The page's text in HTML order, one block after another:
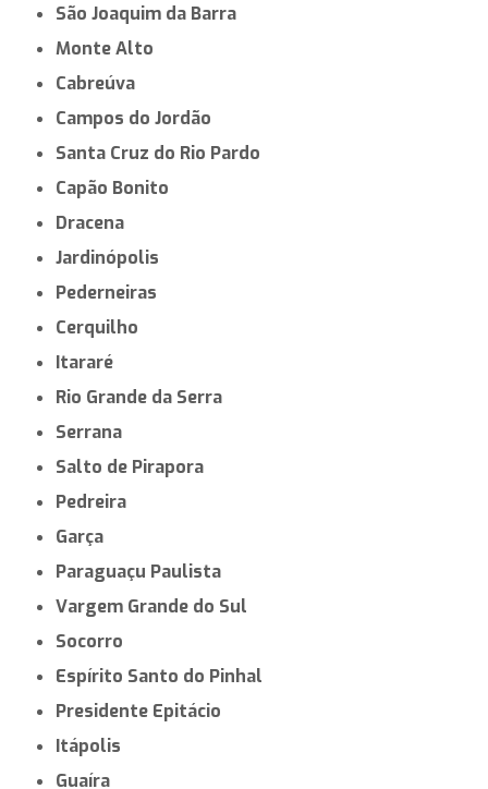
São Joaquim da Barra
Monte Alto
Cabreúva
Campos do Jordão
Santa Cruz do Rio Pardo
Capão Bonito
Dracena
Jardinópolis
Pederneiras
Cerquilho
Itararé
Rio Grande da Serra
Serrana
Salto de Pirapora
Pedreira
Garça
Paraguaçu Paulista
Vargem Grande do Sul
Socorro
Espírito Santo do Pinhal
Presidente Epitácio
Itápolis
Guaíra